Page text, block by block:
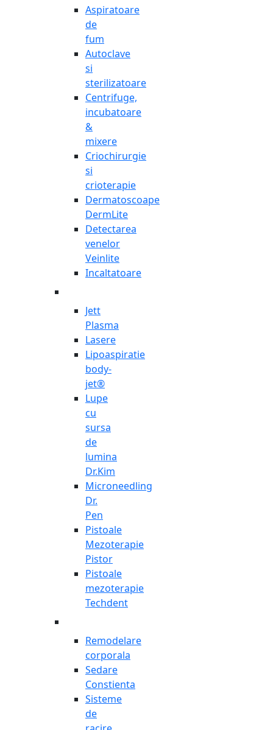
Aspiratoare
de
fum
Autoclave
si
sterilizatoare
Centrifuge,
incubatoare
&
mixere
Criochirurgie
si
crioterapie
Dermatoscoape
DermLite
Detectarea
venelor
Veinlite
Incaltatoare
Jett
Plasma
Lasere
Lipoaspiratie
body-
jet®
Lupe
cu
sursa
de
lumina
Dr.Kim
Microneedling
Dr.
Pen
Pistoale
Mezoterapie
Pistor
Pistoale
mezoterapie
Techdent
Remodelare
corporala
Sedare
Constienta
Sisteme
de